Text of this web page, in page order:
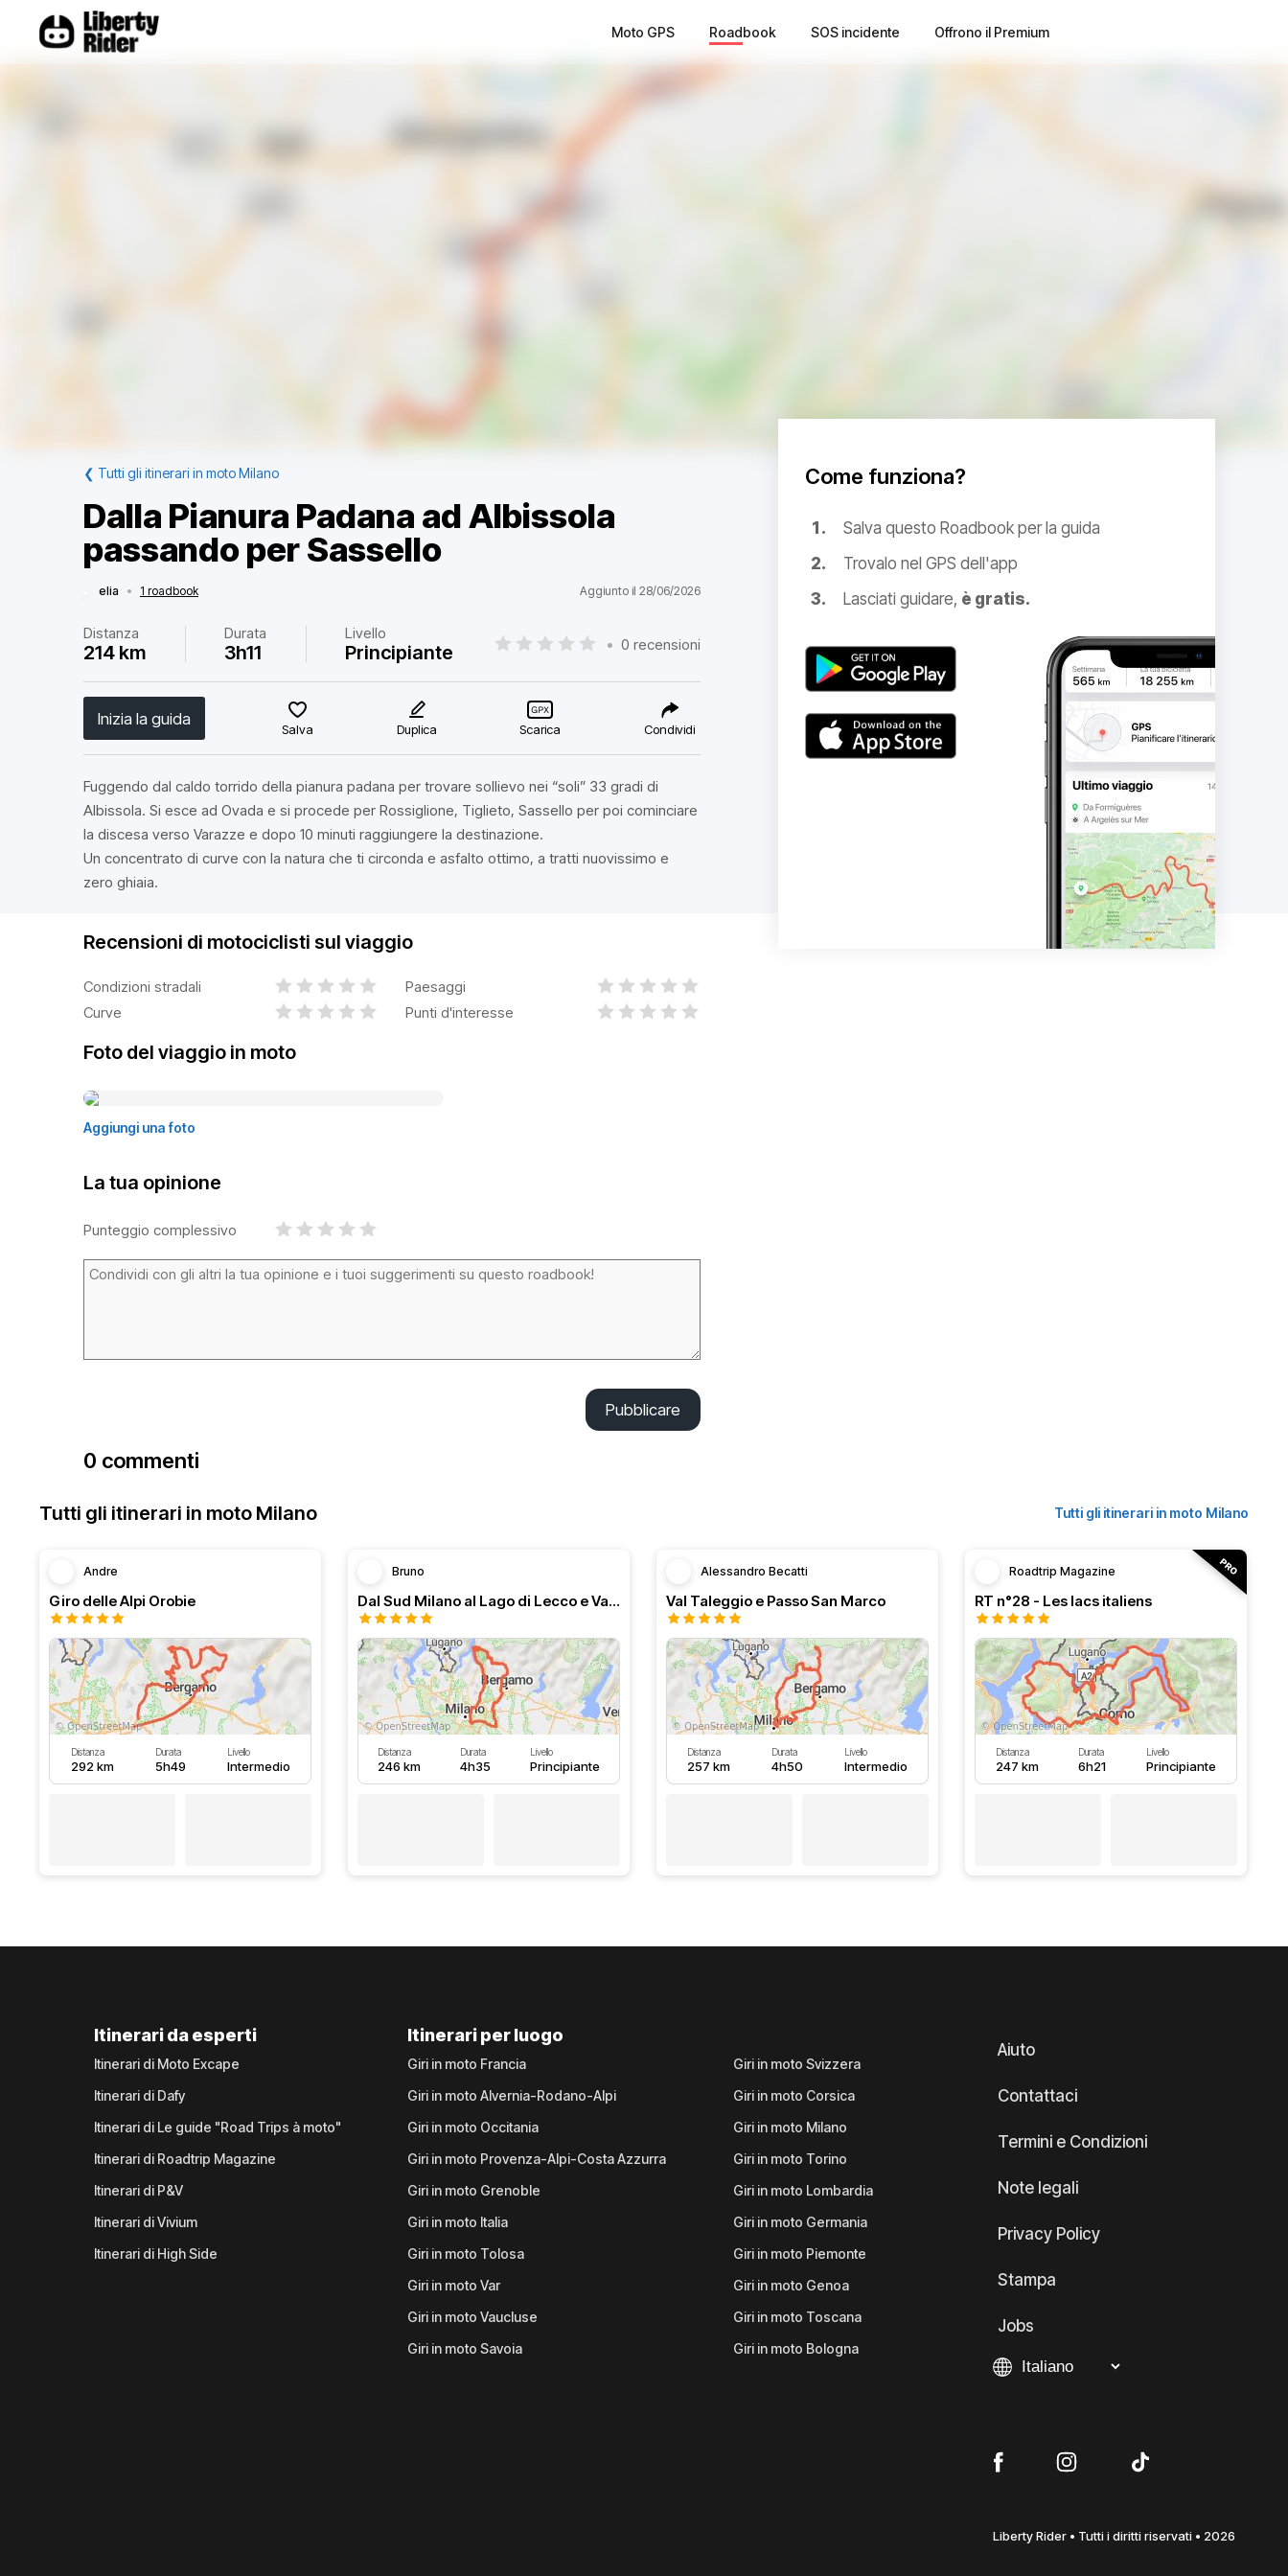
Moto GPS Roadbook SOS incidente Offrono il Premium
❮ Tutti gli itinerari in moto Milano
Dalla Pianura Padana ad Albissola
passando per Sassello
elia • 1 roadbook Aggiunto il 28/06/2026
Distanza
214 km
Durata
3h11
Livello
Principiante • 0 recensioni
Inizia la guida
Salva Duplica Scarica Condividi
Fuggendo dal caldo torrido della pianura padana per trovare sollievo nei “soli” 33 gradi di
Albissola. Si esce ad Ovada e si procede per Rossiglione, Tiglieto, Sassello per poi cominciare
la discesa verso Varazze e dopo 10 minuti raggiungere la destinazione.
Un concentrato di curve con la natura che ti circonda e asfalto ottimo, a tratti nuovissimo e
zero ghiaia.
Come funziona?
Salva questo Roadbook per la guida
Trovalo nel GPS dell'app
Lasciati guidare, è gratis.
Recensioni di motociclisti sul viaggio
Condizioni stradali
Paesaggi
Curve
Punti d'interesse
Foto del viaggio in moto
Aggiungi una foto
La tua opinione
Punteggio complessivo
Pubblicare
0 commenti
Tutti gli itinerari in moto Milano Tutti gli itinerari in moto Milano
Andre
Giro delle Alpi Orobie
Distanza
292 km
Durata
5h49
Livello
Intermedio
Bruno
Dal Sud Milano al Lago di Lecco e Valli bergamasche
Distanza
246 km
Durata
4h35
Livello
Principiante
Alessandro Becatti
Val Taleggio e Passo San Marco
Distanza
257 km
Durata
4h50
Livello
Intermedio
Roadtrip Magazine
RT n°28 - Les lacs italiens
Distanza
247 km
Durata
6h21
Livello
Principiante
Itinerari da esperti
Itinerari di Moto Excape
Itinerari di Dafy
Itinerari di Le guide "Road Trips à moto"
Itinerari di Roadtrip Magazine
Itinerari di P&V
Itinerari di Vivium
Itinerari di High Side
Itinerari per luogo
Giri in moto Francia
Giri in moto Alvernia-Rodano-Alpi
Giri in moto Occitania
Giri in moto Provenza-Alpi-Costa Azzurra
Giri in moto Grenoble
Giri in moto Italia
Giri in moto Tolosa
Giri in moto Var
Giri in moto Vaucluse
Giri in moto Savoia
Giri in moto Svizzera
Giri in moto Corsica
Giri in moto Milano
Giri in moto Torino
Giri in moto Lombardia
Giri in moto Germania
Giri in moto Piemonte
Giri in moto Genoa
Giri in moto Toscana
Giri in moto Bologna
Aiuto
Contattaci
Termini e Condizioni
Note legali
Privacy Policy
Stampa
Jobs
Liberty Rider • Tutti i diritti riservati • 2026